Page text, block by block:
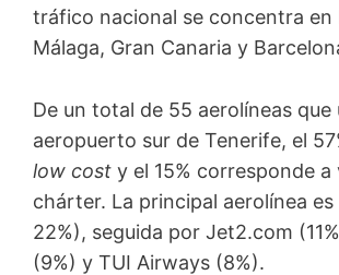
tráfico nacional se concentra en
Málaga, Gran Canaria y
De un total de 55 aerolíneas que
aeropuerto sur de Tenerife, el
low cost y el 15% corresponde a
chárter. La principal aerolínea es
22%), seguida por Jet2.com
(9%) y TUI Airways (8%).